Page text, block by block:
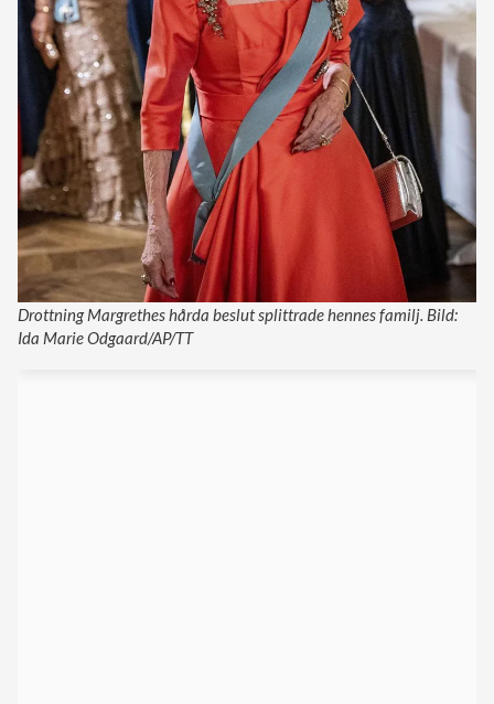
Drottning Margrethes hårda beslut splittrade hennes familj. Bild:
Ida Marie Odgaard/AP/TT